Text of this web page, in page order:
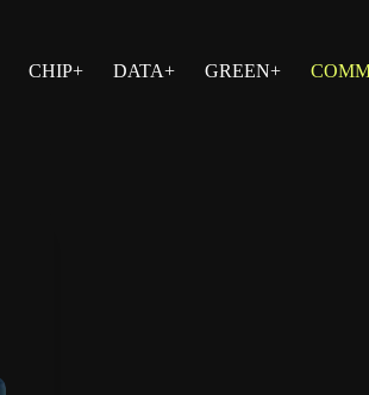
CHIP+ DATA+ GREEN+